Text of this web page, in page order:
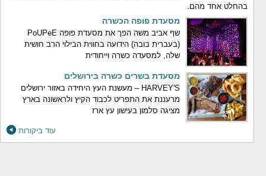
בהחלט אחד מהם.
מסעדת פופה הכשרה
שף אביב משה הפך את מסעדת פופה PoUPeE
(בעברית בובה) הידועה בחווית הבילוי הרב חושית
שלה, למסעדה כשרה וייחודית
מסעדת בשרים כשרה בירושלים
HARVEY'S – מעשנת העץ היחידה באזור ירושלים
מרעננת את התפריט לכבוד הקיץ ולראשונה בארץ
מציגה סלמון בעישון עץ ארז
עוד ביקורות